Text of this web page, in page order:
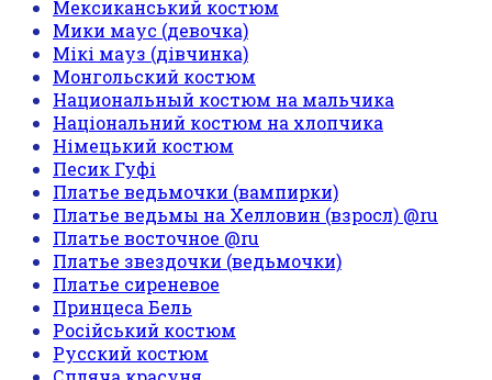
Мексиканський костюм
Мики маус (девочка)
Мікі мауз (дівчинка)
Монгольский костюм
Национальный костюм на мальчика
Національний костюм на хлопчика
Німецький костюм
Песик Гуфі
Платье ведьмочки (вампирки)
Платье ведьмы на Хелловин (взросл) @ru
Платье восточное @ru
Платье звездочки (ведьмочки)
Платье сиреневое
Принцеса Бель
Російський костюм
Русский костюм